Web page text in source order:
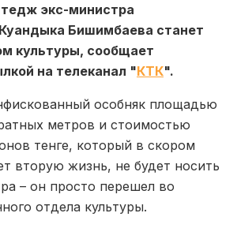
экс-министра
Бишимбаева станет
культуры, сообщает
на телеканал "КТК".
особняк площадью
метров и стоимостью
тенге, который в скором
вторую жизнь, не будет носить
– он просто перешел во
отдела культуры.